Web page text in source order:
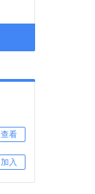
查看
加入